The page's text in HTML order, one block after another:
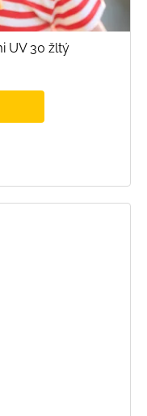
UV 30 žltý